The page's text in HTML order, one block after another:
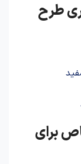
طرح
برای